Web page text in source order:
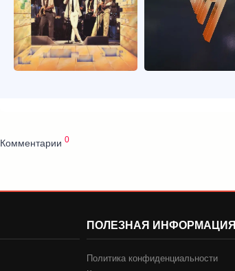
Комментарии 0
ПОЛЕЗНАЯ ИНФОРМАЦИЯ
Политика конфиденциальности